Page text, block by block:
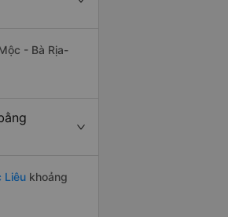
- Bà Rịa-
Liêu khoảng